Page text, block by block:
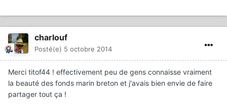
charlouf
Posté(e) 5 octobre 2014
Merci titof44 ! effectivement peu de gens connaisse vraiment
la beauté des fonds marin breton et j'avais bien envie de faire
partager tout ça !